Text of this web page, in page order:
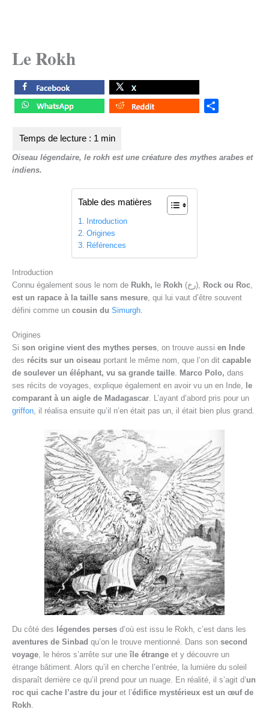
Le Rokh
e
Oiseau légendaire, le rokh est une créature des mythes arabes et
indiens.
Table des matières
Introduction
Origines
Références
Introduction
Connu également sous le nom de Rukh, le Rokh (رخ), Rock ou Roc
est un rapace à la taille sans mesure , qui lui vaut d’être souvent
défini comme un cousin du Simurgh
Origines
Si son origine vient des mythes perses, on trouve aussi en Inde
des récits sur un oiseau portant le même nom, que l’on dit capable
de soulever un éléphant, vu sa grande taille. Marco Polo, dans
ses récits de voyages, explique également en avoir vu un en Inde, le
comparant à un aigle de Madagascar. L’ayant d’abord pris pour un
griffon, il réalisa ensuite qu’il n’en était pas un, il était bien plus grand.
Du côté des légendes perses d’où est issu le Rokh, c’est dans les
aventures de Sinbad qu’on le trouve mentionné. Dans son second
voyage , le héros s’arrête sur uneîle étrange et y découvre un
étrange bâtiment. Alors qu’il en cherche l’entrée, la lumière du soleil
disparaît derrière ce qu’il prend pour un nuage. En réalité, il s’agit d’un
roc qui cache l’astre du jour et l’édifice mystérieux est un œuf de
Rokh